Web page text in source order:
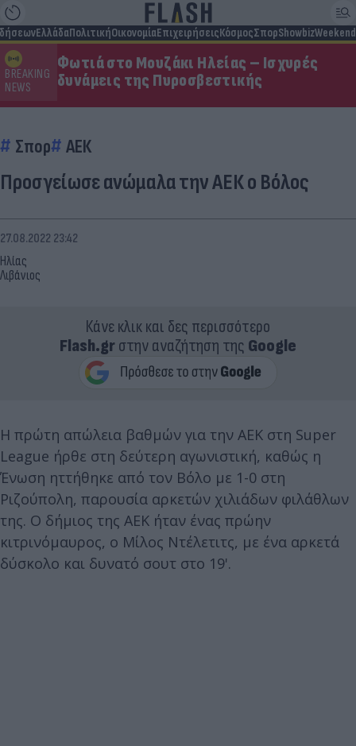
ΕλλάδαΠολιτικήΟικονομίαΕπιχειρήσειςΚόσμοςΣπορShowbizWeekend
BREAKING
NEWS
Φωτιά στο Μουζάκι Ηλείας – Ισχυρές
δυνάμεις της Πυροσβεστικής
Σπορ ΑΕΚ
Προσγείωσε ανώμαλα την ΑΕΚ ο Βόλος
Ηλίας
Λιβάνιος
27.08.2022 23:42
Κάνε κλικ και δες περισσότερο
Flash.grστην αναζήτηση της Google
Η πρώτη απώλεια βαθμών για την ΑΕΚ στη Super
League ήρθε στη δεύτερη αγωνιστική, καθώς η
Ένωση ηττήθηκε από τον Βόλο με 1-0 στη
Ριζούπολη, παρουσία αρκετών χιλιάδων φιλάθλων
της. Ο δήμιος της ΑΕΚ ήταν ένας πρώην
κιτρινόμαυρος, ο Μίλος Ντέλετιτς, με ένα αρκετά
δύσκολο και δυνατό σουτ στο 19'.